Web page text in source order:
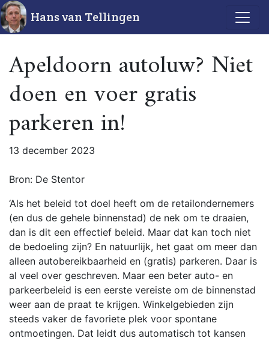
Hans van Tellingen
Apeldoorn autoluw? Niet
doen en voer gratis
parkeren in!
13 december 2023
Bron: De Stentor
‘Als het beleid tot doel heeft om de retailondernemers
(en dus de gehele binnenstad) de nek om te draaien,
dan is dit een effectief beleid. Maar dat kan toch niet
de bedoeling zijn? En natuurlijk, het gaat om meer dan
alleen autobereikbaarheid en (gratis) parkeren. Daar is
al veel over geschreven. Maar een beter auto- en
parkeerbeleid is een eerste vereiste om de binnenstad
weer aan de praat te krijgen. Winkelgebieden zijn
steeds vaker de favoriete plek voor spontane
ontmoetingen. Dat leidt dus automatisch tot kansen